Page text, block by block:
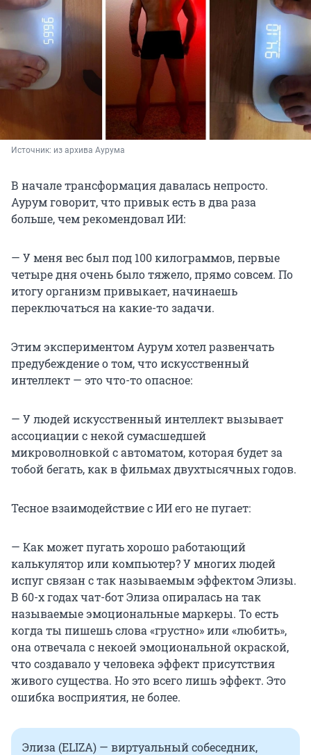
Источник: из архива Аурума
В начале трансформация давалась непросто.
Аурум говорит, что привык есть в два раза
больше, чем рекомендовал ИИ:
— У меня вес был под 100 килограммов, первые
четыре дня очень было тяжело, прямо совсем. По
итогу организм привыкает, начинаешь
переключаться на какие-то задачи.
Этим экспериментом Аурум хотел развенчать
предубеждение о том, что искусственный
интеллект — это что-то опасное:
— У людей искусственный интеллект вызывает
ассоциации с некой сумасшедшей
микроволновкой с автоматом, которая будет за
тобой бегать, как в фильмах двухтысячных годов.
Тесное взаимодействие с ИИ его не пугает:
— Как может пугать хорошо работающий
калькулятор или компьютер? У многих людей
испуг связан с так называемым эффектом Элизы.
В 60-х годах чат-бот Элиза опиралась на так
называемые эмоциональные маркеры. То есть
когда ты пишешь слова «грустно» или «любить»,
она отвечала с некоей эмоциональной окраской,
что создавало у человека эффект присутствия
живого существа. Но это всего лишь эффект. Это
ошибка восприятия, не более.
Элиза (ELIZA) — виртуальный собеседник,